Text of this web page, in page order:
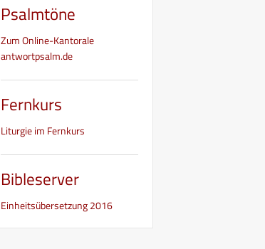
Psalmtöne
Zum Online-Kantorale
antwortpsalm.de
Fernkurs
Liturgie im Fernkurs
Bibleserver
Einheitsübersetzung 2016